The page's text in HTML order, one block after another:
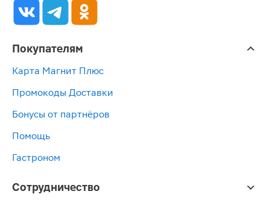
Покупателям
Карта Магнит Плюс
Промокоды Доставки
Бонусы от партнёров
Помощь
Гастроном
Сотрудничество